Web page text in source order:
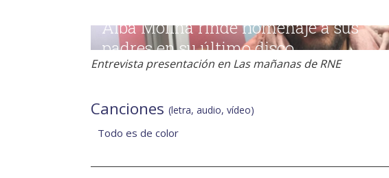
Entrevista presentación en Las mañanas de RNE
Canciones (letra, audio, vídeo)
Todo es de color